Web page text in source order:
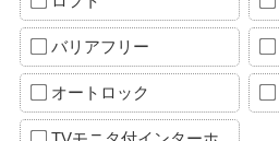
バリアフリー
オートロック